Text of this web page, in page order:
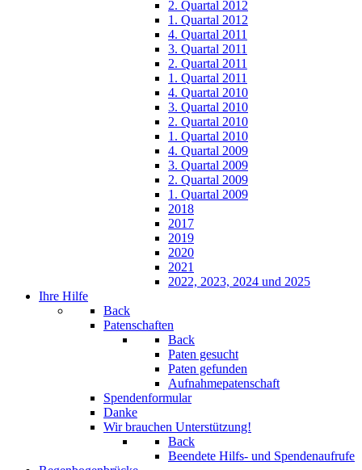
2. Quartal 2012
1. Quartal 2012
4. Quartal 2011
3. Quartal 2011
2. Quartal 2011
1. Quartal 2011
4. Quartal 2010
3. Quartal 2010
2. Quartal 2010
1. Quartal 2010
4. Quartal 2009
3. Quartal 2009
2. Quartal 2009
1. Quartal 2009
2018
2017
2019
2020
2021
2022, 2023, 2024 und 2025
Ihre Hilfe
Back
Patenschaften
Back
Paten gesucht
Paten gefunden
Aufnahmepatenschaft
Spendenformular
Danke
Wir brauchen Unterstützung!
Back
Beendete Hilfs- und Spendenaufrufe